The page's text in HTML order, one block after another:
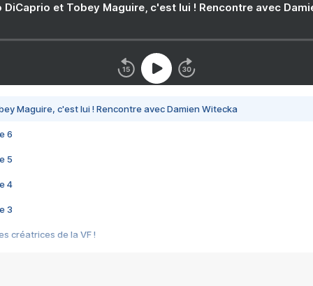
DiCaprio et Tobey Maguire, c'est lui ! Rencontre avec
Maguire, c'est lui ! Rencontre avec Damien Witecka
6
5
4
3
créatrices de la VF !